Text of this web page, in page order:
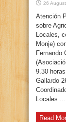
26
Atención
sobre
Locales,
Monje)
Fernando
9.30
Gallardo
Locales ...
Read